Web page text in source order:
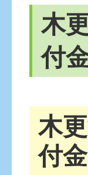
木
付
木
付